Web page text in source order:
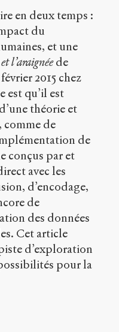
en deux temps :
du
et une
l’araignéede
2015 chez
est qu’il est
théorie et
comme de
de
conçus par et
avec les
d’encodage,
de
des données
Cet article
d’exploration
pour la